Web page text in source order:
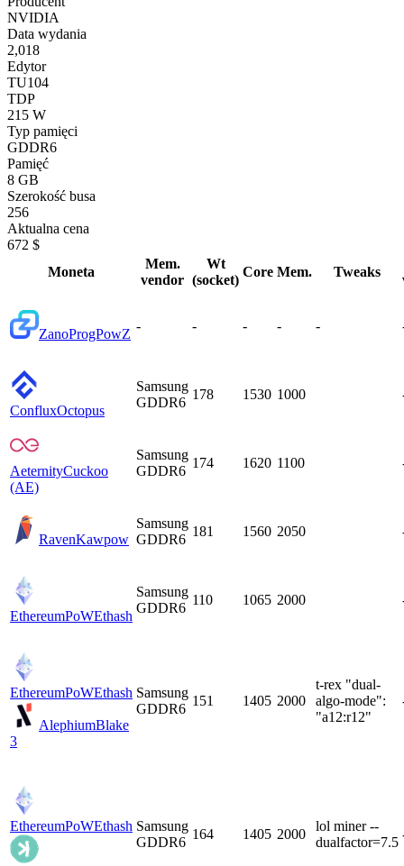
NVIDIA
Data wydania
2,018
Edytor
TU104
TDP
215 W
Typ pamięci
GDDR6
Pamięć
8 GB
Szerokość busa
256
Aktualna cena
672 $
Moneta
Mem.
vendor
Wt
(socket)
Core Mem. Tweaks
ZanoProgPowZ
- - - - -
ConfluxOctopus
Samsung
GDDR6
178 1530 1000
AeternityCuckoo
(AE)
Samsung
GDDR6
174 1620 1100
RavenKawpow
Samsung
GDDR6
181 1560 2050
EthereumPoWEthash
Samsung
GDDR6
110 1065 2000
EthereumPoWEthash
AlephiumBlake
3
Samsung
GDDR6
151 1405 2000
t-rex "dual-
algo-mode":
"a12:r12"
EthereumPoWEthash Samsung
GDDR6
164 1405 2000
lol miner --
dualfactor=7.5